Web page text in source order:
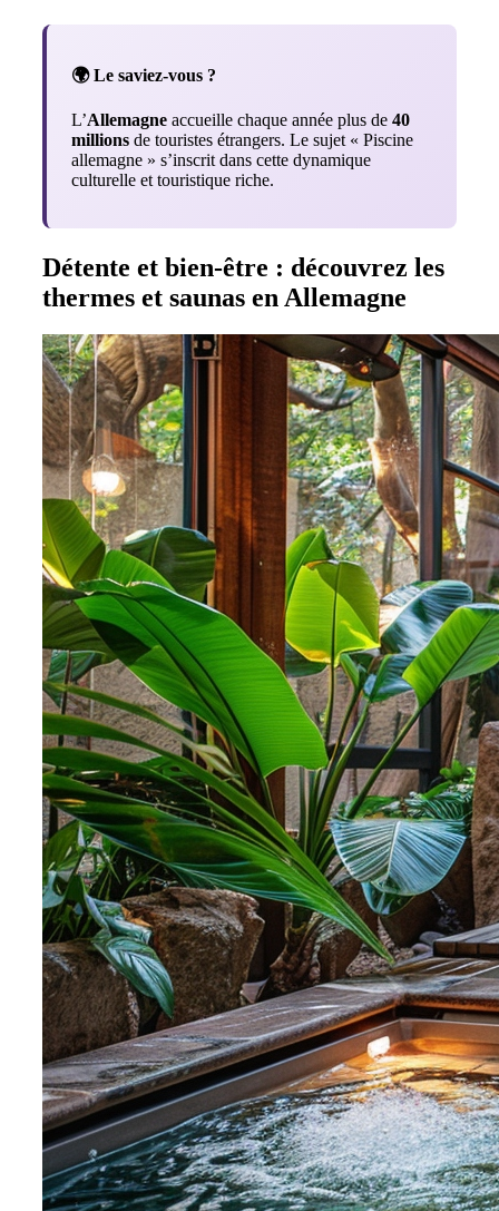
🌍 Le saviez-vous ?
L’Allemagne accueille chaque année plus de 40
millions de touristes étrangers. Le sujet « Piscine
allemagne » s’inscrit dans cette dynamique
culturelle et touristique riche.
Détente et bien-être : découvrez les
thermes et saunas en Allemagne